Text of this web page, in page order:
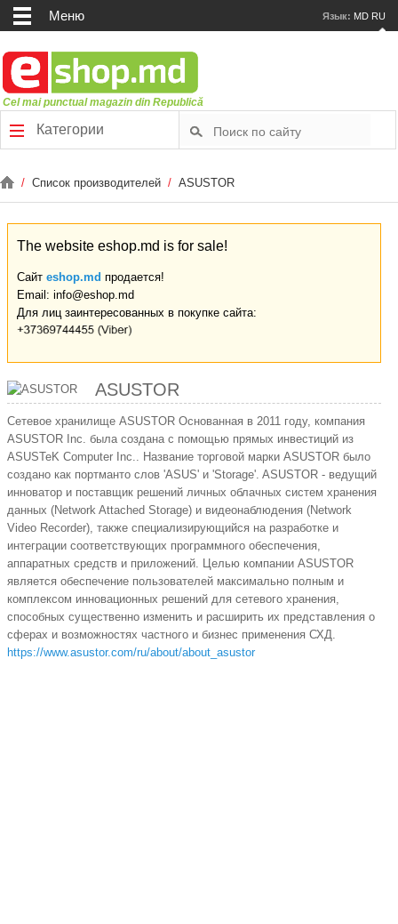
Меню Язык: MD RU
Cel mai punctual magazin din Republică
Категории
/ Список производителей / ASUSTOR
The website eshop.md is for sale!
Сайт eshop.md продается!
Email: info@eshop.md
Для лиц заинтересованных в покупке сайта:
ASUSTOR
Сетевое хранилище ASUSTOR Основанная в 2011 году, компания
ASUSTOR Inc. была создана с помощью прямых инвестиций из
ASUSTeK Computer Inc.. Название торговой марки ASUSTOR было
создано как портманто слов 'ASUS' и 'Storage'. ASUSTOR - ведущий
инноватор и поставщик решений личных облачных систем хранения
данных (Network Attached Storage) и видеонаблюдения (Network
Video Recorder), также специализирующийся на разработке и
интеграции соответствующих программного обеспечения,
аппаратных средств и приложений. Целью компании ASUSTOR
является обеспечение пользователей максимально полным и
комплексом инновационных решений для сетевого хранения,
способных существенно изменить и расширить их представления о
сферах и возможностях частного и бизнес применения СХД.
https://www.asustor.com/ru/about/about_asustor